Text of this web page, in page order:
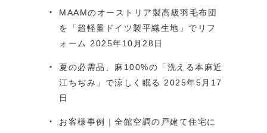
MAAMのオーストリア製高級羽毛布団
を「超軽量ドイツ製平織生地」でリフ
ォーム
2025年10月28日
夏の必需品、麻100%の「洗える本麻近
江ちぢみ」で涼しく眠る
2025年5月17
日
お客様事例｜全館空調の戸建て住宅に